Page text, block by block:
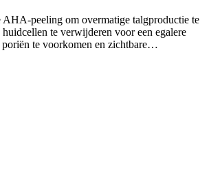
peeling om overmatige talgproductie te
te verwijderen voor een egalere
te voorkomen en zichtbare…